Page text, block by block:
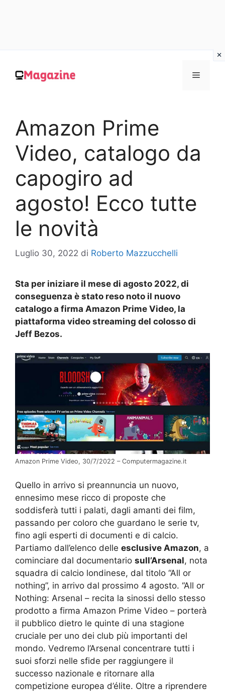
contenuto
MENU
Amazon Prime
Video, catalogo da
capogiro ad
agosto! Ecco tutte
le novità
Luglio 30, 2022 di Roberto Mazzucchelli
Sta per iniziare il mese di agosto 2022, di
conseguenza è stato reso noto il nuovo
catalogo a firma Amazon Prime Video, la
piattaforma video streaming del colosso di
Jeff Bezos.
Amazon Prime Video, 30/7/2022 – Computermagazine.it
Quello in arrivo si preannuncia un nuovo,
ennesimo mese ricco di proposte che
soddisferà tutti i palati, dagli amanti dei film,
passando per coloro che guardano le serie tv,
fino agli esperti di documenti e di calcio.
Partiamo dall’elenco delle esclusive Amazon, a
cominciare dal documentario sull’Arsenal, nota
squadra di calcio londinese, dal titolo “All or
nothing”, in arrivo dal prossimo 4 agosto. “All or
Nothing: Arsenal – recita la sinossi dello stesso
prodotto a firma Amazon Prime Video – porterà
il pubblico dietro le quinte di una stagione
cruciale per uno dei club più importanti del
mondo. Vedremo l’Arsenal concentrare tutti i
suoi sforzi nelle sfide per raggiungere il
successo nazionale e ritornare alla
competizione europea d’élite. Oltre a riprendere